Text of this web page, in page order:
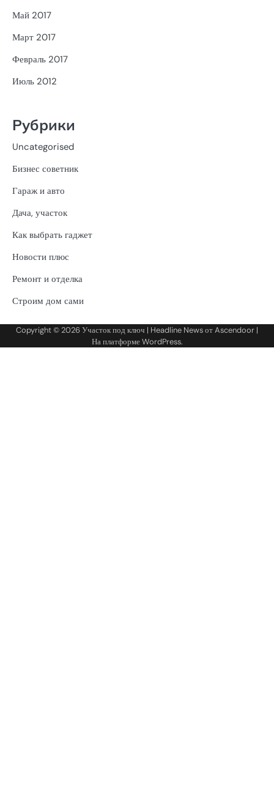
Май 2017
Март 2017
Февраль 2017
Июль 2012
Рубрики
Uncategorised
Бизнес советник
Гараж и авто
Дача, участок
Как выбрать гаджет
Новости плюс
Ремонт и отделка
Строим дом сами
Copyright © 2026Участок под ключ | Headline News отAscendoor |
На платформеWordPress.